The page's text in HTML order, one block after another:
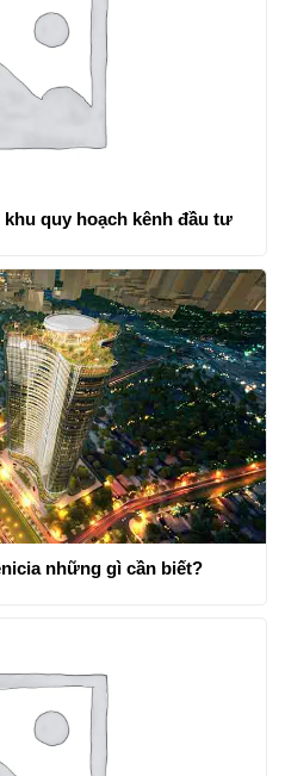
quy hoạch kênh đầu tư
những gì cần biết?